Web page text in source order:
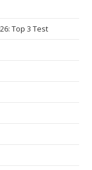
Top 3 Test